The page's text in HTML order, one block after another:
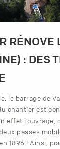
RÉNOVE
: DES
le barrage de
chantier est
effet l’ouvrage,
passes
1896 ! Ainsi,